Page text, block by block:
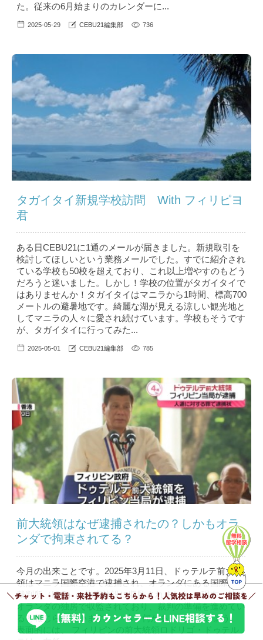
た。従来の6月始まりのカレンダーに...
2025-05-29 CEBU21編集部 736
タガイタイ新規学校訪問 With フィリピヨ
君
ある日CEBU21に1通のメールが届きました。新規取引を
検討してほしいという業務メールでした。すでに紹介され
ている学校も50校を超えており、これ以上増やすのもどう
だろうと迷いました。しかし！学校の位置がタガイタイで
はありませんか！タガイタイはマニラから1時間、標高700
メートルの避暑地です。綺麗な湖が見える涼しい観光地と
してマニラの人々に愛され続けています。学校もそうです
が、タガイタイに行ってみた...
2025-05-01 CEBU21編集部 785
前大統領はなぜ逮捕されたの？しかもオラ
ンダで拘束されてる？
今月の出来ことです。2025年3月11日、ドゥテルテ前大統
領はマニラ国際空港で逮捕され、オランダにある国際刑事
裁判所（ICC）の拘束施設に収監されました。 現在、彼は
オランダの独房で収監されており、裁判の準備を進めてい
ると報じられています。 一体、何があったのでしょう。
表面的には、 フィリピンの前大統領ロドリゴ・ドゥテル